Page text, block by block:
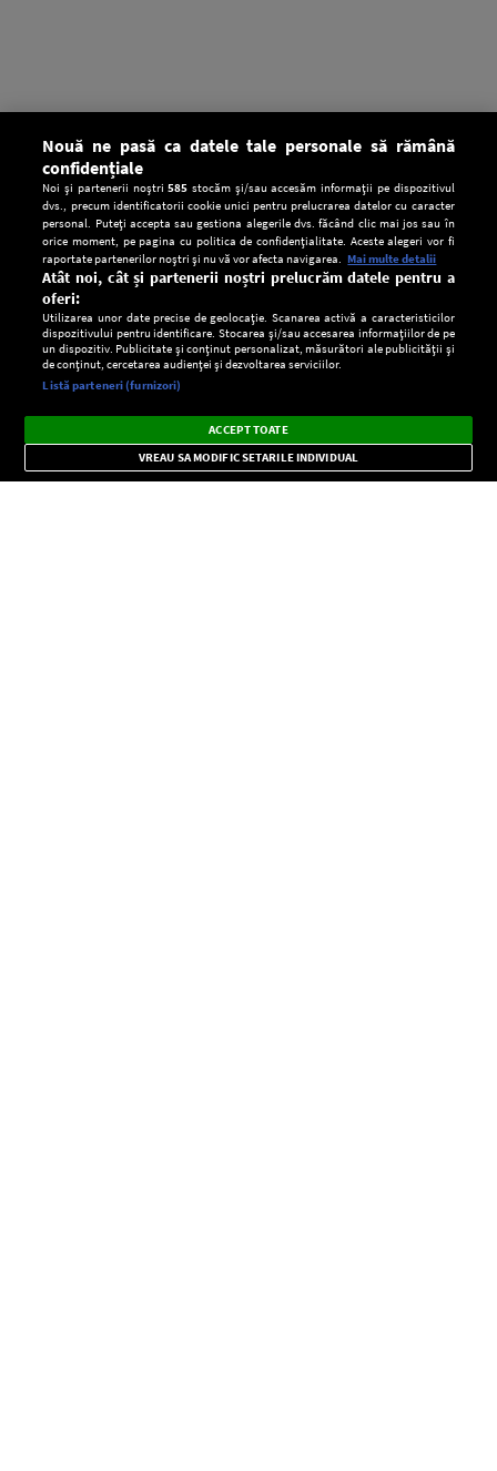
CONFIDENŢIALITATE
Setări:
Dark
Mode
Radio live, podcasturi, știri și alerte
importante.
×
Nouă ne pasă ca datele tale personale să rămână
confidențiale
Noi și partenerii noștri585 stocăm și/sau accesăm informații pe dispozitivul
dvs., precum identificatorii cookie unici pentru prelucrarea datelor cu caracter
personal. Puteți accepta sau gestiona alegerile dvs. făcând clic mai jos sau în
orice moment, pe pagina cu politica de confidențialitate. Aceste alegeri vor fi
raportate partenerilor noștri și nu vă vor afecta navigarea. Mai multe detalii
Atât noi, cât și partenerii noștri prelucrăm datele pentru a
oferi:
Utilizarea unor date precise de geolocație. Scanarea activă a caracteristicilor
dispozitivului pentru identificare. Stocarea și/sau accesarea informațiilor de pe
un dispozitiv. Publicitate și conținut personalizat, măsurători ale publicității și
de conținut, cercetarea audienței și dezvoltarea serviciilor.
Listă parteneri (furnizori)
ACCEPT TOATE
VREAU SA MODIFIC SETARILE INDIVIDUAL